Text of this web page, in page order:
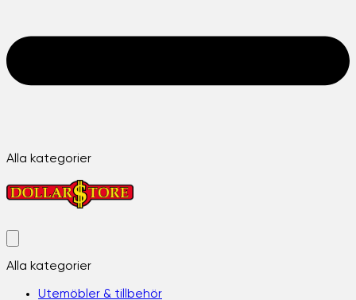
Alla kategorier
Alla kategorier
Utemöbler & tillbehör